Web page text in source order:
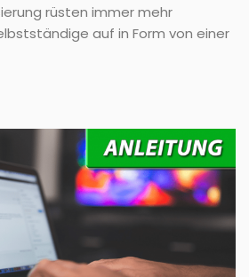
rüsten immer mehr
auf in Form von einer